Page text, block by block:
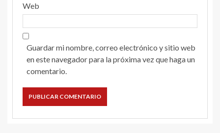
Web
Guardar mi nombre, correo electrónico y sitio web
en este navegador para la próxima vez que haga un
comentario.